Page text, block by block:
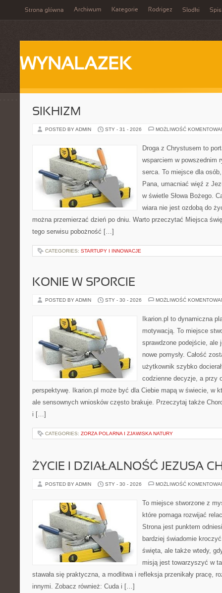
Strona główna Archiwum Kategorie Rodrigez Słodki Spis
WYNALAZEK
SIKHIZM
POSTED BY ADMIN STY - 31 - 2026 MOŻLIWOŚĆ
Droga z Chrystusem to
wsparciem w powszednim
serca. To miejsce dla
Pana, umacniać więź z
w świetle Słowa Bożego.
wiara nie jest ozdobą do
można przemierzać dzień po dniu. Warto przeczytać Miejsca
tego serwisu pobożność […]
CATEGORIES: STARTUPY I INNOWACJE
KONIE W SPORCIE
POSTED BY ADMIN STY - 30 - 2026 MOŻLIWOŚĆ
Ikarion.pl to dynamiczna
motywacją. To miejsce
sprawdzone podejście, ale
nowe pomysły. Całość
użytkownik szybko
codzienne decyzje, a przy
perspektywę. Ikarion.pl może być dla Ciebie mapą w świecie, w
ale sensownych wniosków często brakuje. Przeczytaj także
i […]
CATEGORIES: ZORZA POLARNA I ZJAWISKA NATURY
ŻYCIE I DZIAŁALNOŚĆ JEZUSA
POSTED BY ADMIN STY - 30 - 2026 MOŻLIWOŚĆ
To miejsce stworzone z
które pomaga rozwijać
Strona jest punktem
bardziej świadomie
święta, ale także wtedy,
misją jest towarzyszyć w
stawała się praktyczna, a modlitwa i refleksja przenikały pracę,
innymi. Zobacz również: Cuda i […]